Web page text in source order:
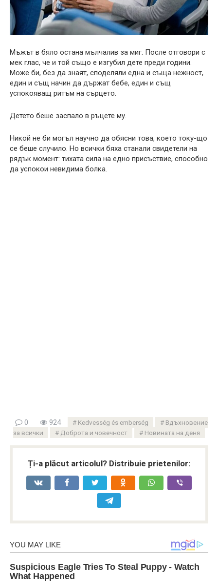
Мъжът в бяло остана мълчалив за миг. После отговори с
мек глас, че и той също е изгубил дете преди години.
Може би, без да знаят, споделяли една и съща нежност,
един и същ начин да държат бебе, един и същ
успокояващ ритъм на сърцето.
Детето беше заспало в ръцете му.
Никой не би могъл научно да обясни това, което току-що
се беше случило. Но всички бяха станали свидетели на
рядък момент: тихата сила на едно присъствие, способно
да успокои невидима болка.
0 924 Kedvesség és emberség
Вдъхновение
за всички
Доброта и човечност Новината на деня
Ți-a plăcut articolul? Distribuie prietenilor: